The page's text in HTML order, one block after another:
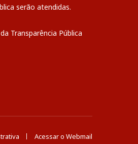
serão atendidas.
Transparência Pública
Acessar o Webmail